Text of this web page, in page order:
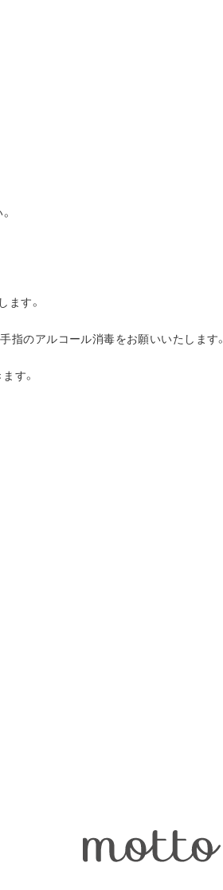
ます。
指のアルコール消毒をお願いいたします。
す。